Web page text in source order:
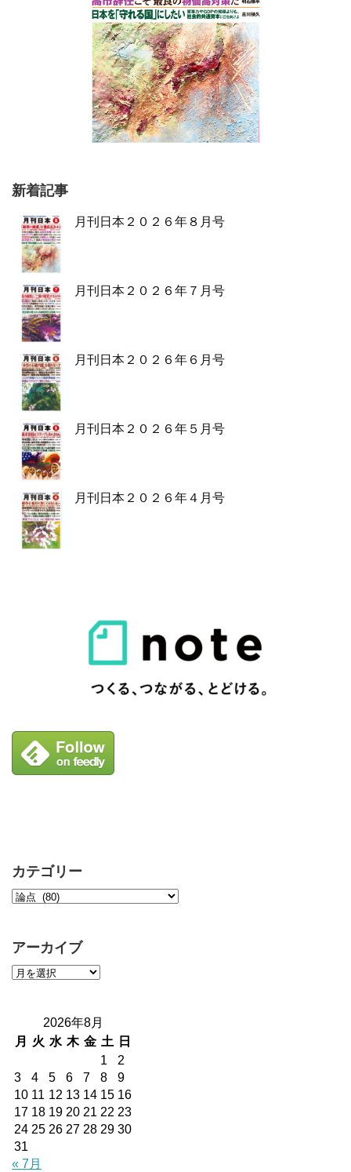
新着記事
月刊日本２０２６年８月号
月刊日本２０２６年７月号
月刊日本２０２６年６月号
月刊日本２０２６年５月号
月刊日本２０２６年４月号
カテゴリー
アーカイブ
2026年8月
月
火 水 木 金 土
日
1
2
3
4 5 6 7 8
9
10 11 12 13 14 15 16
17 18 19 20 21 22 23
24 25 26 27 28 29 30
31
« 7月